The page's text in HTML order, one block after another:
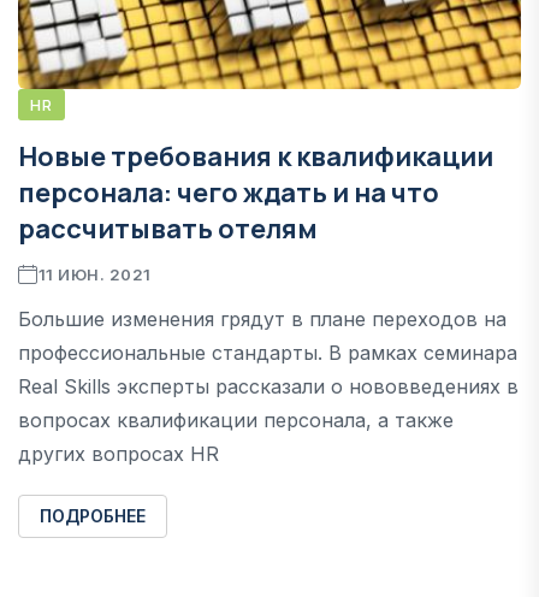
HR
Новые требования к квалификации
персонала: чего ждать и на что
рассчитывать отелям
11 ИЮН. 2021
Большие изменения грядут в плане переходов на
профессиональные стандарты. В рамках семинара
Real Skills эксперты рассказали о нововведениях в
вопросах квалификации персонала, а также
других вопросах HR
ПОДРОБНЕЕ